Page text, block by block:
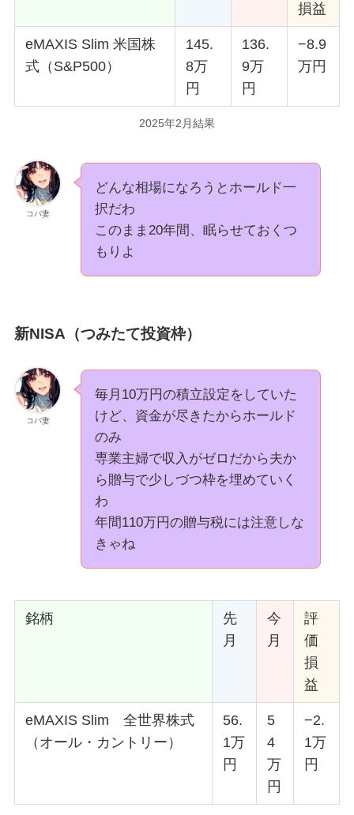
損益
eMAXIS Slim 米国株
式（S&P500）
145.
8万
円
136.
9万
円
−8.9
万円
2025年2月結果
コバ妻
どんな相場になろうとホールド一
択だわ
このまま20年間、眠らせておくつ
もりよ
新NISA（つみたて投資枠）
コバ妻
毎月10万円の積立設定をしていた
けど、資金が尽きたからホールド
のみ
専業主婦で収入がゼロだから夫か
ら贈与で少しづつ枠を埋めていく
わ
年間110万円の贈与税には注意しな
きゃね
銘柄
先
月
今
月
評
価
損
益
eMAXIS Slim 全世界株式
（オール・カントリー）
56.
1万
円
5
4
万
円
−2.
1万
円